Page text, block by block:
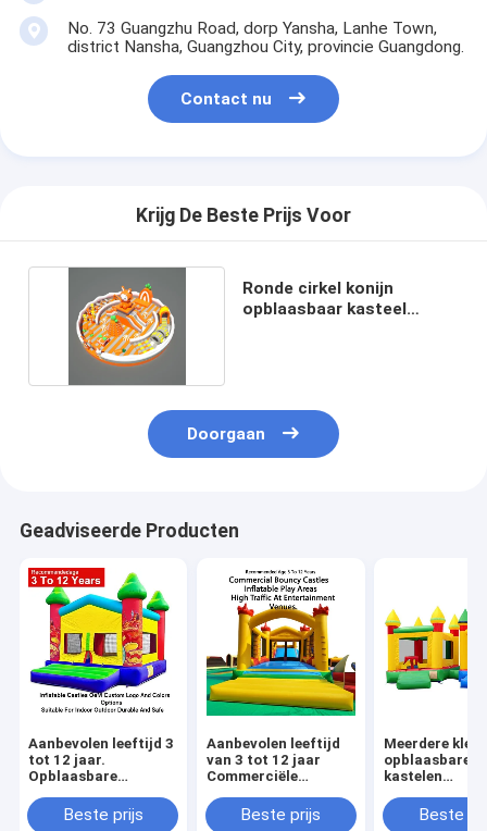
No. 73 Guangzhu Road, dorp Yansha, Lanhe Town,
district Nansha, Guangzhou City, provincie Guangdong.
Contact nu
Krijg De Beste Prijs Voor
Ronde cirkel konijn
opblaasbaar kasteel
Doorgaan
Geadviseerde Producten
Aanbevolen leeftijd 3
tot 12 jaar.
Opblaasbare
aangepaste logo- en
kleuropties. Geschikt
Beste prijs
Aanbevolen leeftijd
van 3 tot 12 jaar
Commerciële
opblaasbare
speelruimten
Beste prijs
Meerdere
opblaasbare
kastelen
opvouwbaar
gemakkelijk
Beste